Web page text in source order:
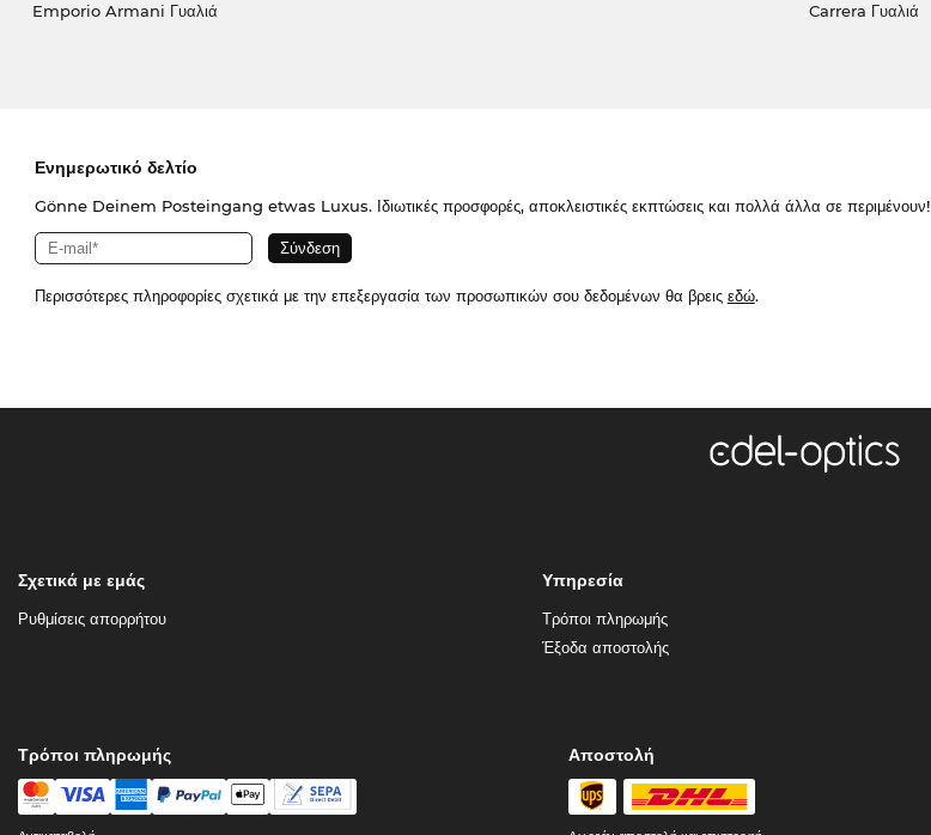
Emporio Armani Γυαλιά
Carrera Γυαλιά
Ενημερωτικό δελτίο
Gönne Deinem Posteingang etwas Luxus. Ιδιωτικές προσφορές, αποκλειστικές εκπτώσεις και πολλά άλλα σε περιμένουν!
Περισσότερες πληροφορίες σχετικά με την επεξεργασία των προσωπικών σου δεδομένων θα βρεις εδώ.
Σχετικά με εμάς
Ρυθμίσεις απορρήτου
Υπηρεσία
Τρόποι πληρωμής
Έξοδα αποστολής
Τρόποι πληρωμής Αποστολή